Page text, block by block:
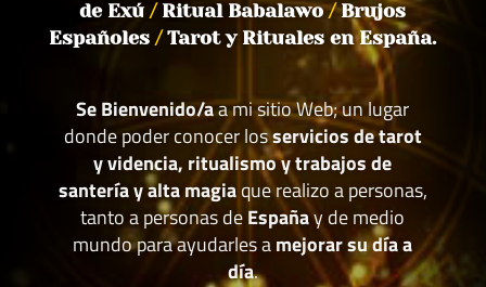
de Exú/Ritual Babalawo/Brujos
Españoles/Tarot y Rituales en España.
Se Bienvenido/aa mi sitio Web; un lugar
donde poder conocer losservicios de tarot
y videncia, ritualismo y trabajos de
santería y alta magiaque realizo a personas,
tanto a personas deEspañay de medio
mundo para ayudarles amejorar su día a
día.